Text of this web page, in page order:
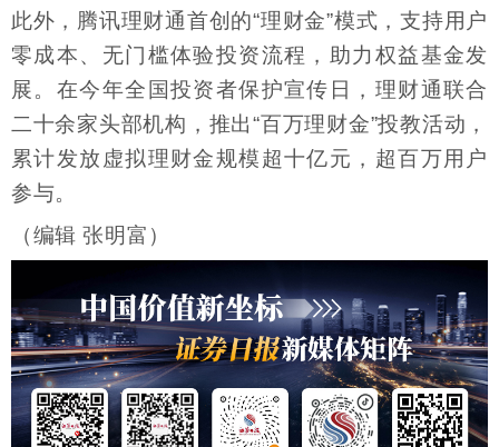
此外，腾讯理财通首创的“理财金”模式，支持用户
零成本、无门槛体验投资流程，助力权益基金发
展。在今年全国投资者保护宣传日，理财通联合
二十余家头部机构，推出“百万理财金”投教活动，
累计发放虚拟理财金规模超十亿元，超百万用户
参与。
（编辑 张明富）